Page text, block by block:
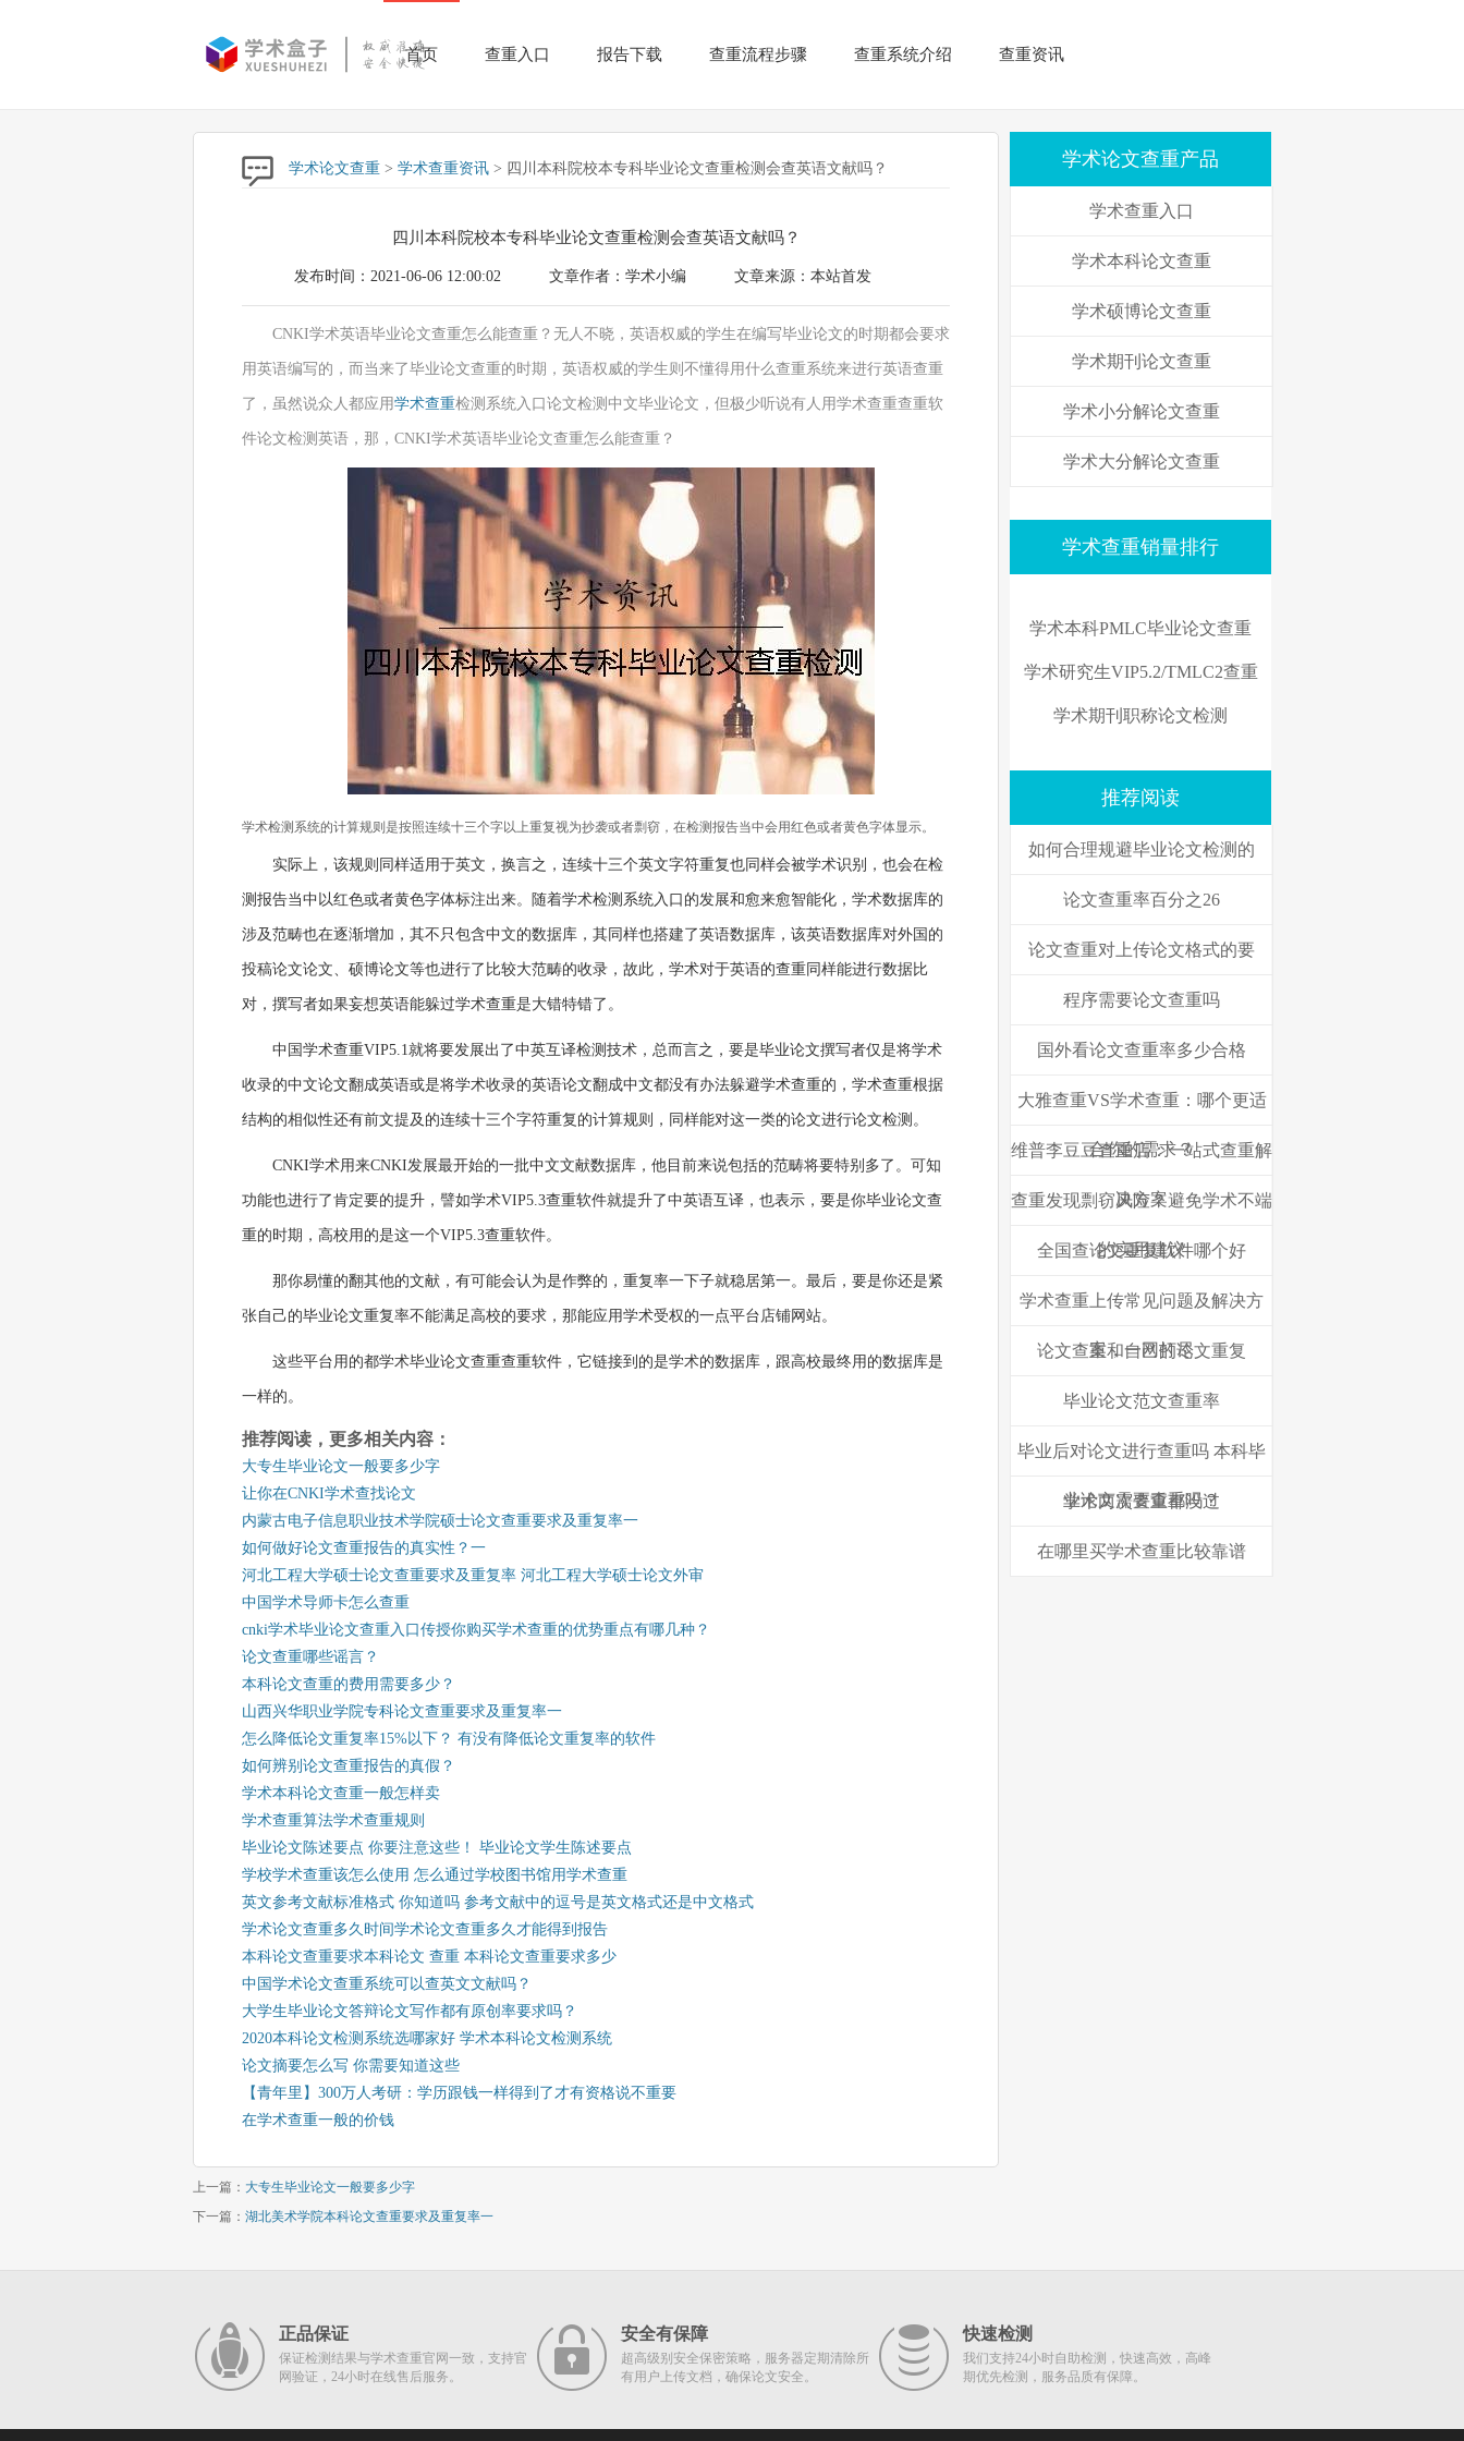
首页 查重入口 报告下载 查重流程步骤 查重系统介绍 查重资讯
学术论文查重 > 学术查重资讯 > 四川本科院校本专科毕业论文查重检测会查英语文献吗？
四川本科院校本专科毕业论文查重检测会查英语文献吗？
发布时间：2021-06-06 12:00:02 文章作者：学术小编 文章来源：本站首发
CNKI学术英语毕业论文查重怎么能查重？无人不晓，英语权威的学生在编写毕业论文的时期都会要求
用英语编写的，而当来了毕业论文查重的时期，英语权威的学生则不懂得用什么查重系统来进行英语查重
了，虽然说众人都应用学术查重检测系统入口论文检测中文毕业论文，但极少听说有人用学术查重查重软
件论文检测英语，那，CNKI学术英语毕业论文查重怎么能查重？
学术检测系统的计算规则是按照连续十三个字以上重复视为抄袭或者剽窃，在检测报告当中会用红色或者黄色字体显示。
实际上，该规则同样适用于英文，换言之，连续十三个英文字符重复也同样会被学术识别，也会在检
测报告当中以红色或者黄色字体标注出来。随着学术检测系统入口的发展和愈来愈智能化，学术数据库的
涉及范畴也在逐渐增加，其不只包含中文的数据库，其同样也搭建了英语数据库，该英语数据库对外国的
投稿论文论文、硕博论文等也进行了比较大范畴的收录，故此，学术对于英语的查重同样能进行数据比
对，撰写者如果妄想英语能躲过学术查重是大错特错了。
中国学术查重VIP5.1就将要发展出了中英互译检测技术，总而言之，要是毕业论文撰写者仅是将学术
收录的中文论文翻成英语或是将学术收录的英语论文翻成中文都没有办法躲避学术查重的，学术查重根据
结构的相似性还有前文提及的连续十三个字符重复的计算规则，同样能对这一类的论文进行论文检测。
CNKI学术用来CNKI发展最开始的一批中文文献数据库，他目前来说包括的范畴将要特别多了。可知
功能也进行了肯定要的提升，譬如学术VIP5.3查重软件就提升了中英语互译，也表示，要是你毕业论文查
重的时期，高校用的是这一个VIP5.3查重软件。
那你易懂的翻其他的文献，有可能会认为是作弊的，重复率一下子就稳居第一。最后，要是你还是紧
张自己的毕业论文重复率不能满足高校的要求，那能应用学术受权的一点平台店铺网站。
这些平台用的都学术毕业论文查重查重软件，它链接到的是学术的数据库，跟高校最终用的数据库是
一样的。
推荐阅读，更多相关内容：
大专生毕业论文一般要多少字
让你在CNKI学术查找论文
内蒙古电子信息职业技术学院硕士论文查重要求及重复率一
如何做好论文查重报告的真实性？一
河北工程大学硕士论文查重要求及重复率 河北工程大学硕士论文外审
中国学术导师卡怎么查重
cnki学术毕业论文查重入口传授你购买学术查重的优势重点有哪几种？
论文查重哪些谣言？
本科论文查重的费用需要多少？
山西兴华职业学院专科论文查重要求及重复率一
怎么降低论文重复率15%以下？ 有没有降低论文重复率的软件
如何辨别论文查重报告的真假？
学术本科论文查重一般怎样卖
学术查重算法学术查重规则
毕业论文陈述要点 你要注意这些！ 毕业论文学生陈述要点
学校学术查重该怎么使用 怎么通过学校图书馆用学术查重
英文参考文献标准格式 你知道吗 参考文献中的逗号是英文格式还是中文格式
学术论文查重多久时间学术论文查重多久才能得到报告
本科论文查重要求本科论文 查重 本科论文查重要求多少
中国学术论文查重系统可以查英文文献吗？
大学生毕业论文答辩论文写作都有原创率要求吗？
2020本科论文检测系统选哪家好 学术本科论文检测系统
论文摘要怎么写 你需要知道这些
【青年里】300万人考研：学历跟钱一样得到了才有资格说不重要
在学术查重一般的价钱
上一篇： 大专生毕业论文一般要多少字
下一篇： 湖北美术学院本科论文查重要求及重复率一
学术论文查重产品
学术查重入口
学术本科论文查重
学术硕博论文查重
学术期刊论文查重
学术小分解论文查重
学术大分解论文查重
学术查重销量排行
学术本科PMLC毕业论文查重
学术研究生VIP5.2/TMLC2查重
学术期刊职称论文检测
推荐阅读
如何合理规避毕业论文检测的
论文查重率百分之26
论文查重对上传论文格式的要
程序需要论文查重吗
国外看论文查重率多少合格
大雅查重VS学术查重：哪个更适
合你的需求？
维普李豆豆查重店：一站式查重解
决方案
查重发现剽窃风险？避免学术不端
的实用建议
全国查论文重复软件哪个好
学术查重上传常见问题及解决方
案，一网打尽
论文查重和自己的论文重复
毕业论文范文查重率
毕业后对论文进行查重吗 本科毕
业论文需要查重吗？
学术两次查重都没过
在哪里买学术查重比较靠谱
正品保证
保证检测结果与学术查重官网一致，支持官
网验证，24小时在线售后服务。
安全有保障
超高级别安全保密策略，服务器定期清除所
有用户上传文档，确保论文安全。
快速检测
我们支持24小时自助检测，快速高效，高峰
期优先检测，服务品质有保障。